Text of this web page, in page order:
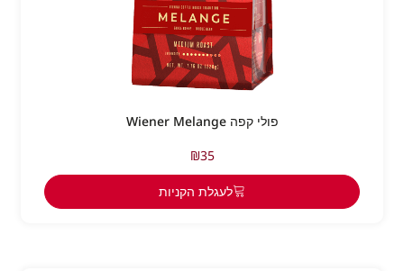
פולי קפה Wiener Melange
₪35
לעגלת הקניות